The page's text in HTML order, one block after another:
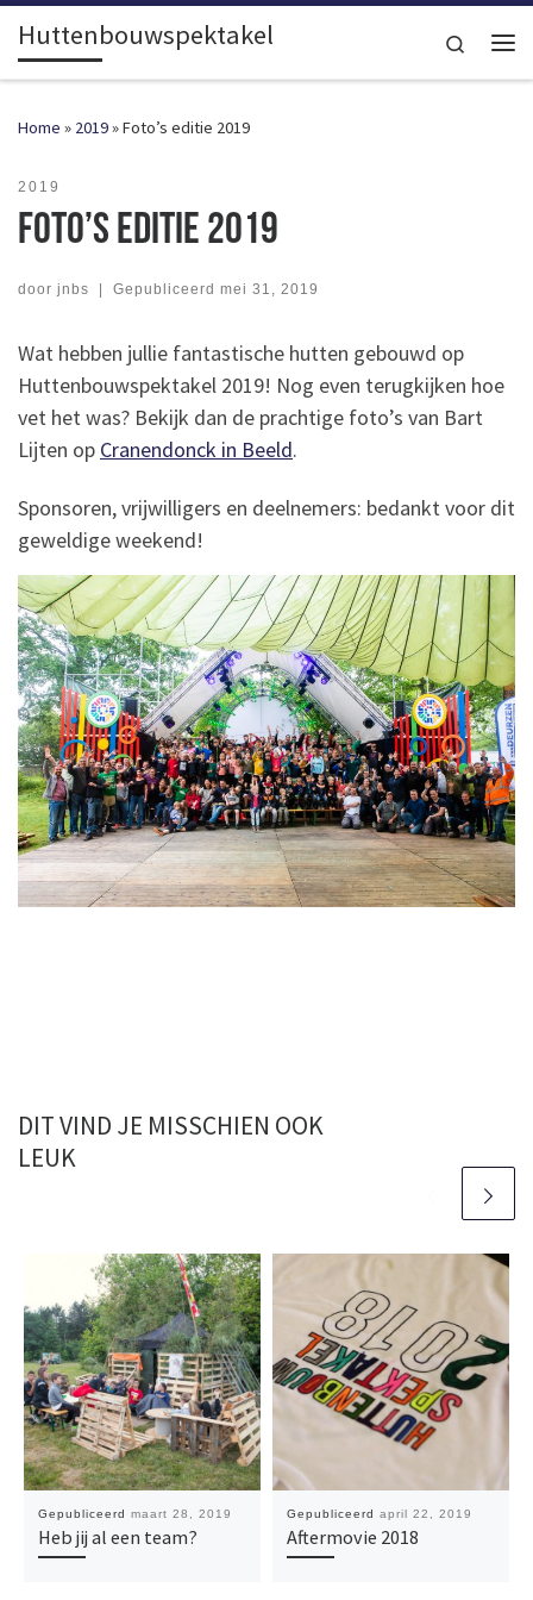
Ga naar inhoud
Huttenbouwspektakel
Search
Home » 2019»Foto’s editie 2019
2019
Foto’s editie 2019
door jnbs | Gepubliceerd mei 31, 2019
Wat hebben jullie fantastische hutten gebouwd op
Huttenbouwspektakel 2019! Nog even terugkijken hoe
vet het was? Bekijk dan de prachtige foto’s van Bart
Lijten op Cranendonck in Beeld.
Sponsoren, vrijwilligers en deelnemers: bedankt voor dit
geweldige weekend!
DIT VIND JE MISSCHIEN OOK
LEUK
Gepubliceerd maart 28, 2019
Heb jij al een team?
Gepubliceerd april 22, 2019
Aftermovie 2018